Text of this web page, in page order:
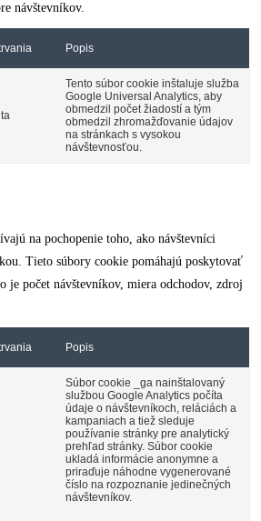
návštevníkov.
Popis
Tento súbor cookie inštaluje služba
Google Universal Analytics, aby
obmedzil počet žiadostí a tým
obmedzil zhromažďovanie údajov
na stránkach s vysokou
návštevnosťou.
na pochopenie toho, ako návštevníci
Tieto súbory cookie pomáhajú poskytovať
je počet návštevníkov, miera odchodov, zdroj
Popis
Súbor cookie _ga nainštalovaný
službou Google Analytics počíta
údaje o návštevníkoch, reláciách a
kampaniach a tiež sleduje
používanie stránky pre analytický
prehľad stránky. Súbor cookie
ukladá informácie anonymne a
priraďuje náhodne vygenerované
číslo na rozpoznanie jedinečných
návštevníkov.